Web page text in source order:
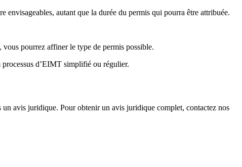
envisageables, autant que la durée du permis qui pourra être attribuée.
vous pourrez affiner le type de permis possible.
d’EIMT simplifié ou régulier.
un avis juridique. Pour obtenir un avis juridique complet, contactez nos